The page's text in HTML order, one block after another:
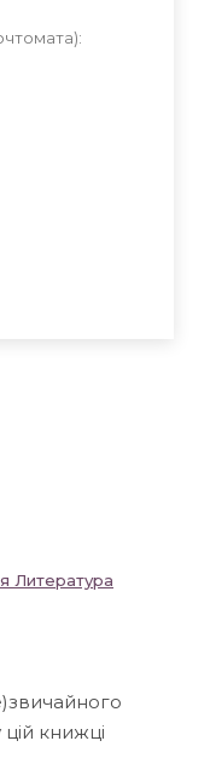
Литература
книжці